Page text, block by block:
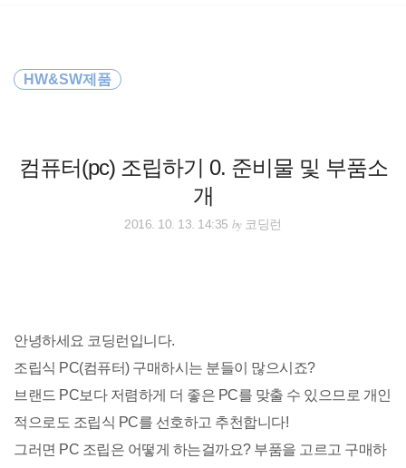
바
로
컴퓨터(pc) 조립하기 0. 준비물 및 부품소
개
HW&SW제품
2016. 10. 13. 14:35 by코딩런
안녕하세요 코딩런입니다.
조립식 PC(컴퓨터) 구매하시는 분들이 많으시죠?
브랜드 PC보다 저렴하게 더 좋은 PC를 맞출 수 있으므로 개인
적으로도 조립식 PC를 선호하고 추천합니다!
그러면 PC 조립은 어떻게 하는걸까요? 부품을 고르고 구매하